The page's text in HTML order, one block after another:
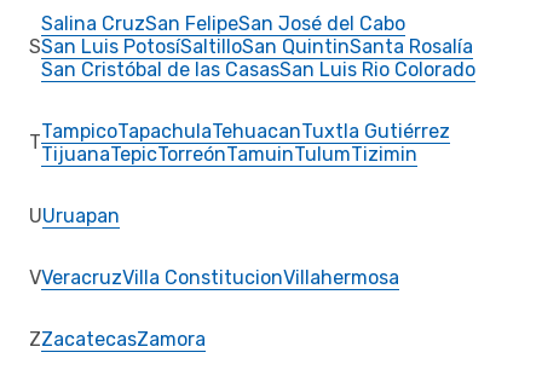
S
Salina CruzSan FelipeSan José del Cabo
San Luis PotosíSaltilloSan QuintinSanta Rosalía
San Cristóbal de las CasasSan Luis Rio Colorado
TTampicoTapachulaTehuacanTuxtla Gutiérrez
TijuanaTepicTorreónTamuinTulumTizimin
UUruapan
VVeracruzVilla ConstitucionVillahermosa
ZZacatecasZamora